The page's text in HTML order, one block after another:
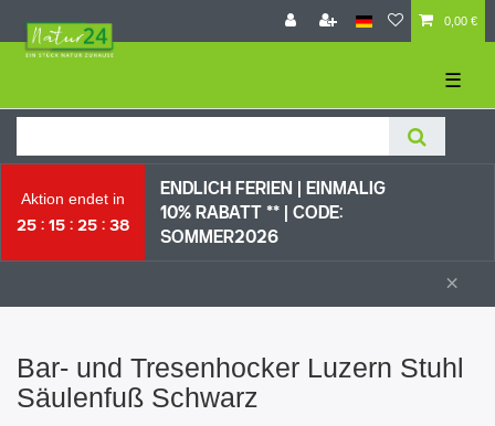
0,00 €
☰
Aktion endet in
25
15 25 37
ENDLICH FERIEN | EI NMALIG
10% RABATT ** | CODE:
SOMMER2026
×
Bar- und Tresenhocker Luzern Stuhl
Säulenfuß Schwarz